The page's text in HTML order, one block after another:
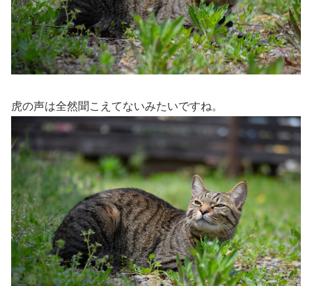
虎の声は全然聞こえてないみたいですね。